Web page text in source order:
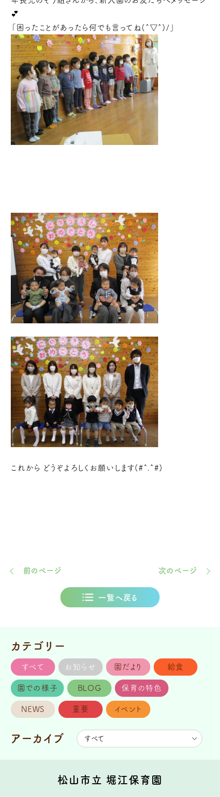
💕
「困ったことがあったら何でも言ってね(^▽^)/」
これから どうぞよろしくお願いします(#^.^#)
前のページ 次のページ
一覧へ戻る
カテゴリー
すべて お知らせ 園だより 給食
園での様子 BLOG 保育の特色
NEWS 重要 イベント
アーカイブ
松山市立 堀江保育園